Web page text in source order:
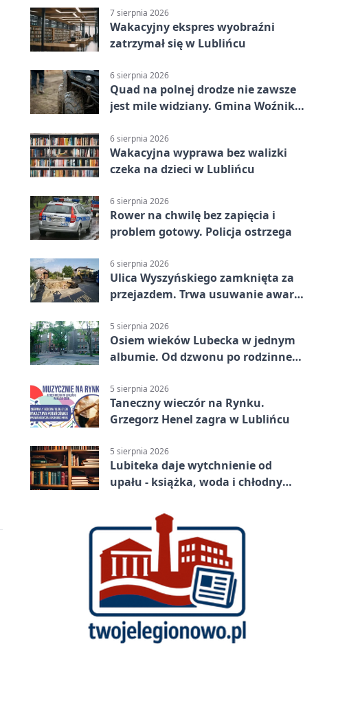
7 sierpnia 2026
Wakacyjny ekspres wyobraźni
zatrzymał się w Lublińcu
6 sierpnia 2026
Quad na polnej drodze nie zawsze
jest mile widziany. Gmina Woźniki
6 sierpnia 2026
Wakacyjna wyprawa bez walizki
czeka na dzieci w Lublińcu
6 sierpnia 2026
Rower na chwilę bez zapięcia i
problem gotowy. Policja ostrzega
6 sierpnia 2026
Ulica Wyszyńskiego zamknięta za
przejazdem. Trwa usuwanie awarii
5 sierpnia 2026
Osiem wieków Lubecka w jednym
albumie. Od dzwonu po rodzinne
5 sierpnia 2026
Taneczny wieczór na Rynku.
Grzegorz Henel zagra w Lublińcu
5 sierpnia 2026
Lubiteka daje wytchnienie od
upału - książka, woda i chłodny